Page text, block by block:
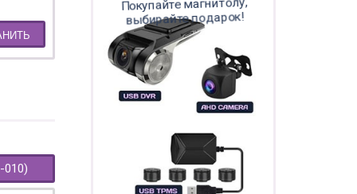
010)
выбирайте подарок!